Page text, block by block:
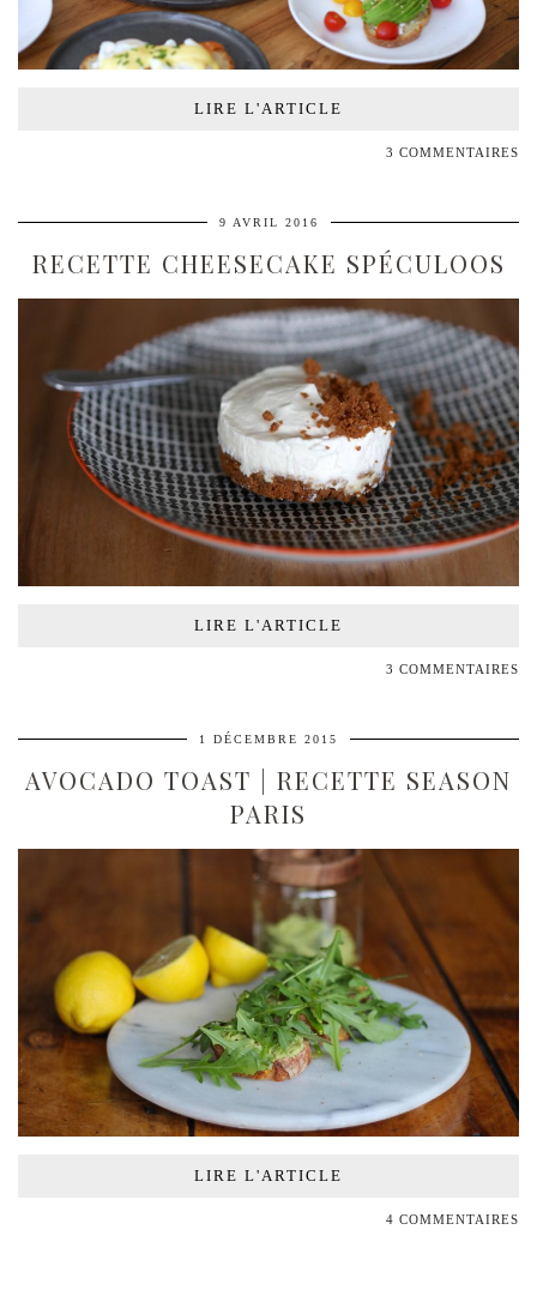
LIRE L'ARTICLE
3 COMMENTAIRES
9 AVRIL 2016
RECETTE CHEESECAKE SPÉCULOOS
LIRE L'ARTICLE
3 COMMENTAIRES
1 DÉCEMBRE 2015
AVOCADO TOAST | RECETTE SEASON
PARIS
LIRE L'ARTICLE
4 COMMENTAIRES